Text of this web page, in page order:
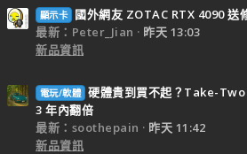
顯示卡
國外網友 ZOTAC RTX 4090 送
最新：Peter_Jian
昨天 13:03
新品資訊
電玩/軟體 硬體貴到買不起？Take-Two
3 年內翻倍
最新：soothepain
昨天 11:42
新品資訊